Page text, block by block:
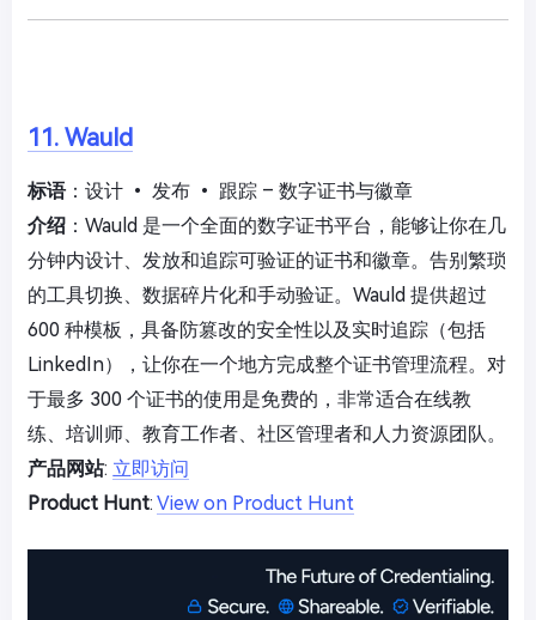
11. Wauld
标语：设计 • 发布 • 跟踪 – 数字证书与徽章
介绍 ：Wauld 是一个全面的数字证书平台，能够让你在几
分钟内设计、发放和追踪可验证的证书和徽章。告别繁琐
的工具切换、数据碎片化和手动验证。Wauld 提供超过
600 种模板，具备防篡改的安全性以及实时追踪（包括
LinkedIn），让你在一个地方完成整个证书管理流程。对
于最多 300 个证书的使用是免费的，非常适合在线教
练、培训师、教育工作者、社区管理者和人力资源团队。
产品网站: 立即访问
Product Hunt: View on Product Hunt